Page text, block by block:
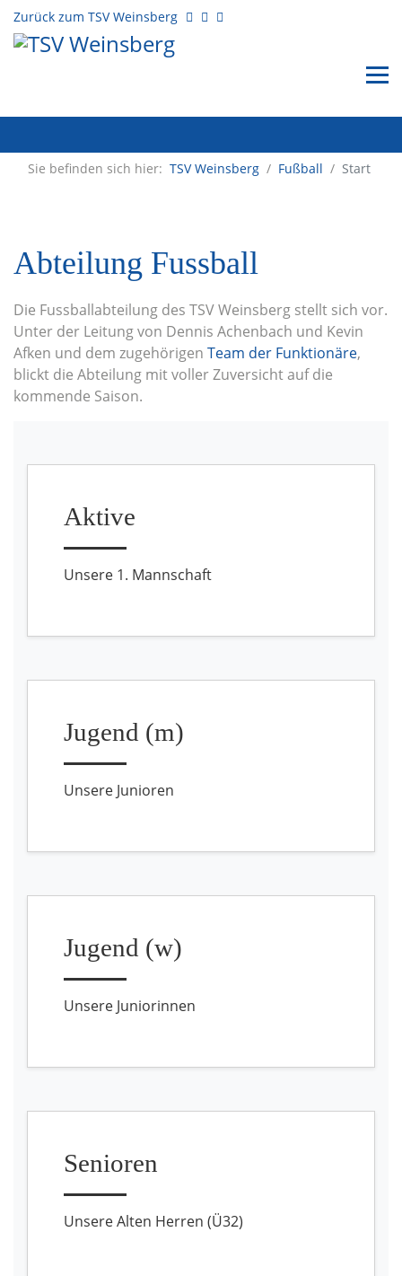
Zurück zum TSV Weinsberg
Sie befinden sich hier: TSV Weinsberg / Fußball / Start
Abteilung Fussball
Die Fussballabteilung des TSV Weinsberg stellt sich vor.
Unter der Leitung von Dennis Achenbach und Kevin
Afken und dem zugehörigen Team der Funktionäre,
blickt die Abteilung mit voller Zuversicht auf die
kommende Saison.
Aktive
Unsere 1. Mannschaft
Jugend (m)
Unsere Junioren
Jugend (w)
Unsere Juniorinnen
Senioren
Unsere Alten Herren (Ü32)